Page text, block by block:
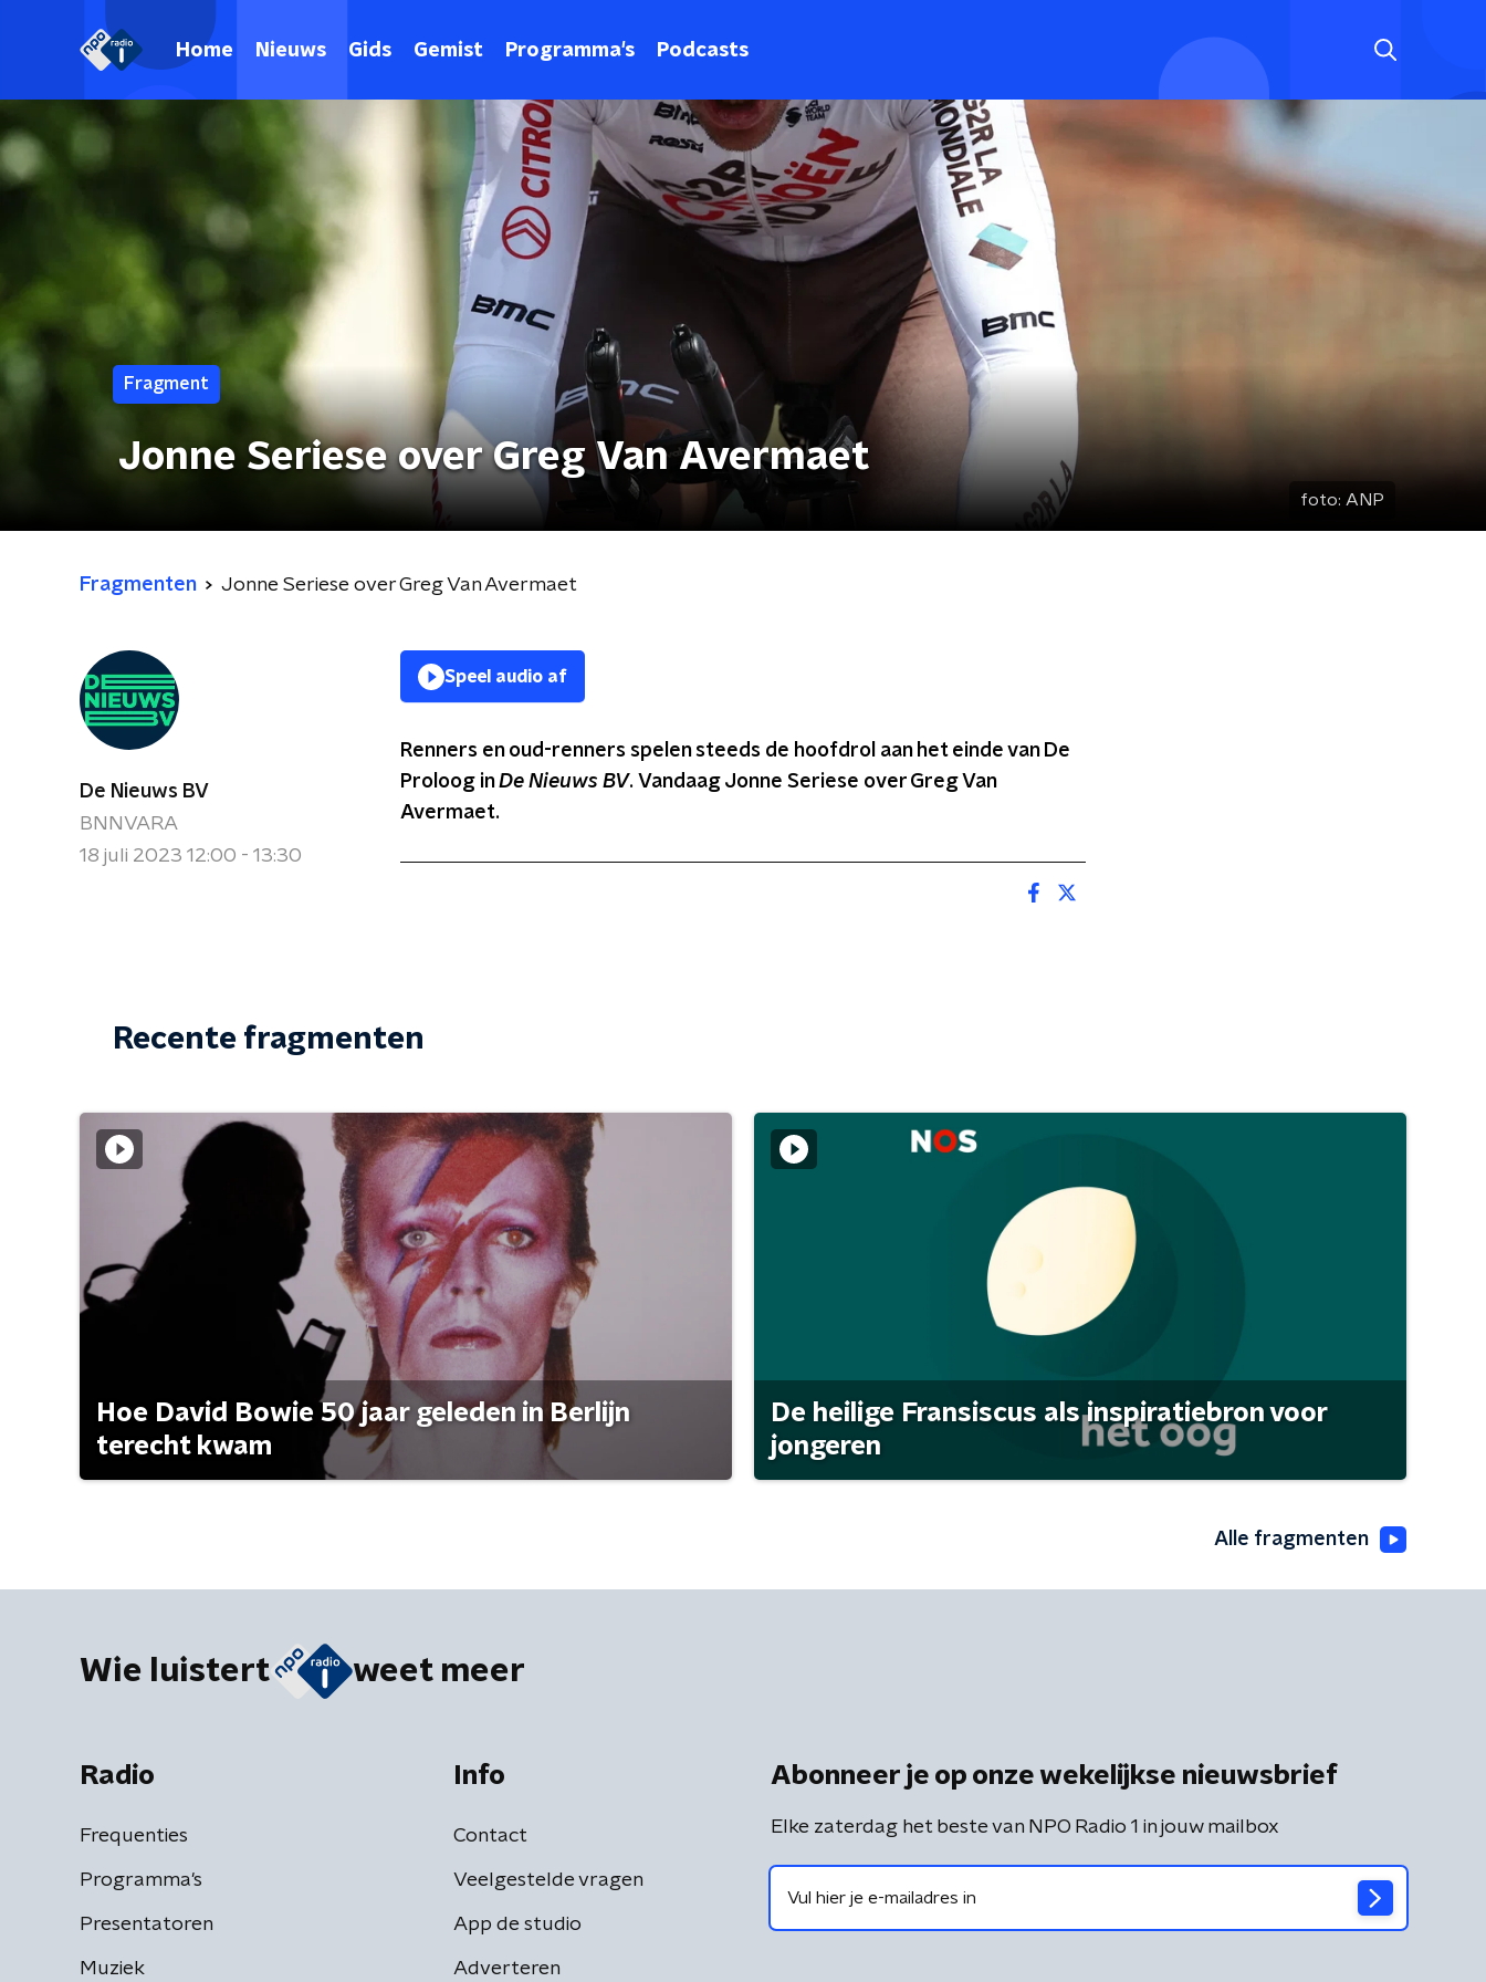
Home Nieuws Gids Gemist Programma's Podcasts
Fragment
Jonne Seriese over Greg Van Avermaet
foto: ANP
Fragmenten Jonne Seriese over Greg Van Avermaet
De Nieuws BV
BNNVARA
18 juli 2023 12:00 - 13:30
Speel audio af
Renners en oud-renners spelen steeds de hoofdrol aan het einde van De
Proloog inDe Nieuws BV. Vandaag Jonne Seriese over Greg Van
Avermaet.
Recente fragmenten
Hoe David Bowie 50 jaar geleden in Berlijn
terecht kwam
De heilige Fransiscus als inspiratiebron voor
jongeren
Alle fragmenten
Wie luistert weet meer
Radio
Frequenties
Programma's
Presentatoren
Muziek
Info
Contact
Veelgestelde vragen
App de studio
Adverteren
Abonneer je op onze wekelijkse nieuwsbrief
Elke zaterdag het beste van NPO Radio 1 in jouw mailbox